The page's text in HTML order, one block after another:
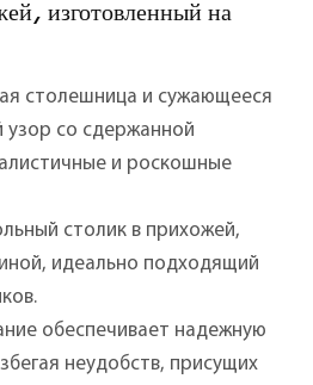
изготовленный на
столешница и сужающееся
узор со сдержанной
и роскошные
столик в прихожей,
идеально подходящий
обеспечивает надежную
неудобств, присущих